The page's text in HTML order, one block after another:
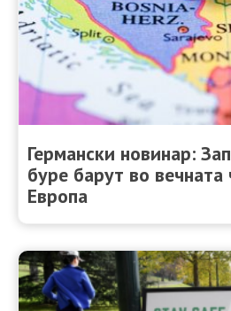
Германски новинар:
буре барут во вечната
Европа